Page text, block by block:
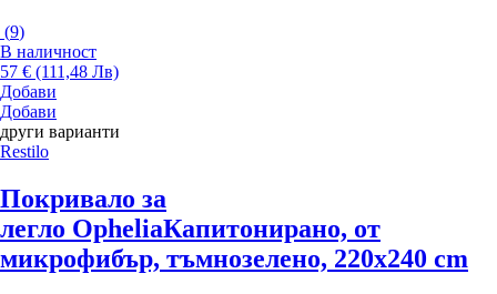
(9)
В наличност
57 € (111,48 Лв)
Добави
Добави
други варианти
Restilo
Покривало за
легло OpheliaКапитонирано, от
микрофибър, тъмнозелено, 220x240 cm